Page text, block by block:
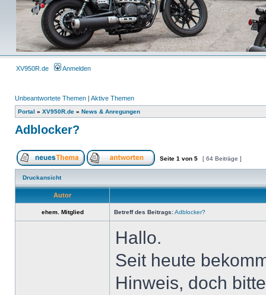
XV950R.de Anmelden
Unbeantwortete Themen | Aktive Themen
Portal » XV950R.de » News & Anregungen
Adblocker?
Seite 1 von 5 [ 64 Beiträge ]
Druckansicht
Autor
ehem. Mitglied Betreff des Beitrags:Adblocker?
Hallo.
Seit heute
Hinweis, doch